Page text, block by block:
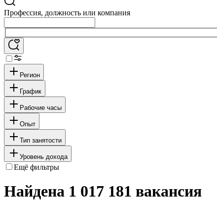
Профессия, должность или компания
Регион
График
Рабочие часы
Опыт
Тип занятости
Уровень дохода
Ещё фильтры
Найдена 1 017 181 вакансия